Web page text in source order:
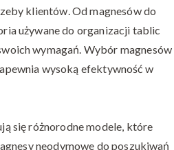
klientów. Od magnesów do
używane do organizacji tablic
wymagań. Wybór magnesów
wysoką efektywność w
się różnorodne modele, które
neodymowe do poszukiwań